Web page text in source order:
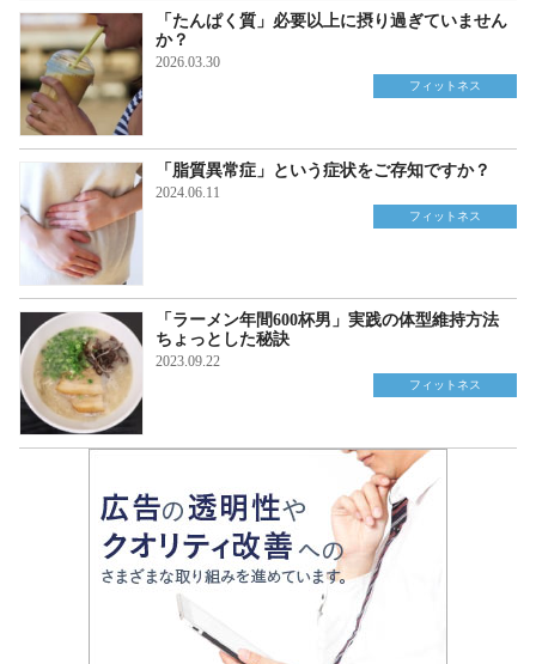
「たんぱく質」必要以上に摂り過ぎていません
か？
2026.03.30
フィットネス
「脂質異常症」という症状をご存知ですか？
2024.06.11
フィットネス
「ラーメン年間600杯男」実践の体型維持方法
ちょっとした秘訣
2023.09.22
フィットネス